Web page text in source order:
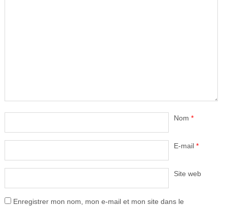
Nom *
E-mail *
Site web
Enregistrer mon nom, mon e-mail et mon site dans le